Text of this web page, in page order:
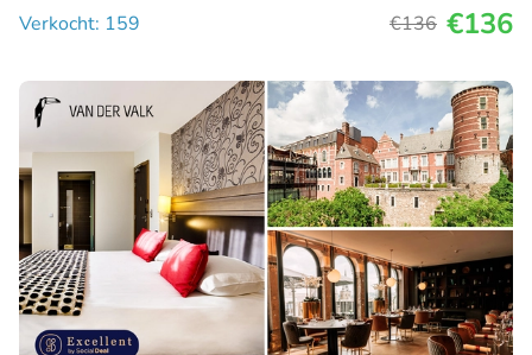
Verkocht: 159
€136 €136